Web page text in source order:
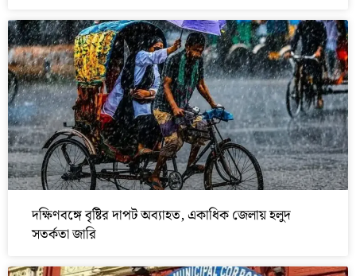
দক্ষিণবঙ্গে বৃষ্টির দাপট অব্যাহত, একাধিক জেলায় হলুদ
সতর্কতা জারি